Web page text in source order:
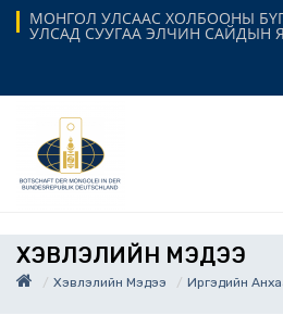
МОНГОЛ УЛСААС ХОЛБООНЫ
УЛСАД СУУГАА ЭЛЧИН САЙДЫН
ХЭВЛЭЛИЙН МЭДЭЭ
Хэвлэлийн Мэдээ Иргэдийн